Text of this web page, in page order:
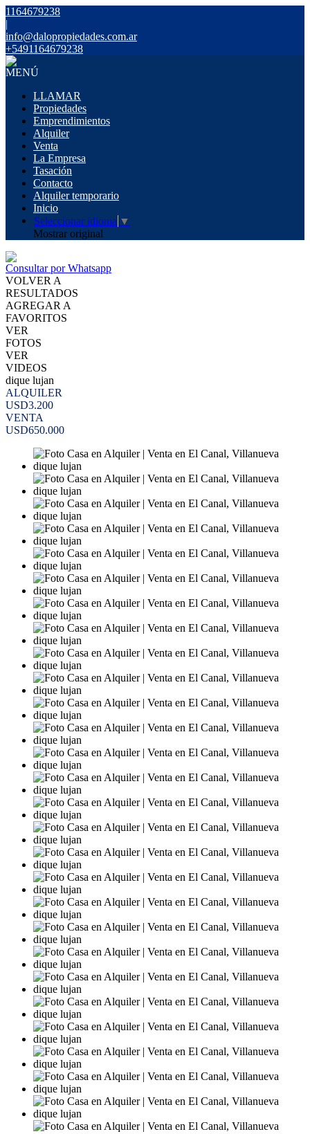
1164679238
|
info@dalopropiedades.com.ar
+5491164679238
MENÚ
LLAMAR
Propiedades
Emprendimientos
Alquiler
Venta
La Empresa
Tasación
Contacto
Alquiler temporario
Inicio
Seleccionar idioma ▼
Mostrar original
Consultar por Whatsapp
VOLVER A
RESULTADOS
AGREGAR A
FAVORITOS
VER
FOTOS
VER
VIDEOS
dique lujan
ALQUILER
USD3.200
VENTA
USD650.000